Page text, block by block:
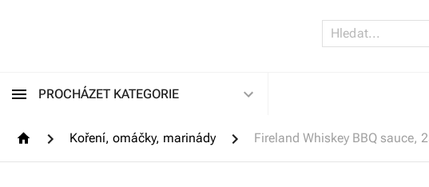
PROCHÁZET KATEGORIE
Koření, omáčky, marinády Fireland Whiskey BBQ sauce,